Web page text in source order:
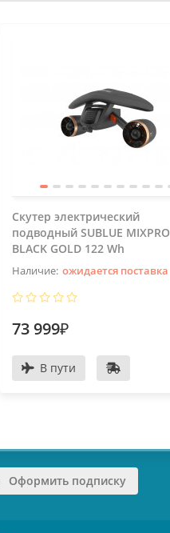
Скутер электрический
подводный SUBLUE MIXPRO
BLACK GOLD 122 Wh
ожидается поставка
73 999₽
В пути
Оформить подписку